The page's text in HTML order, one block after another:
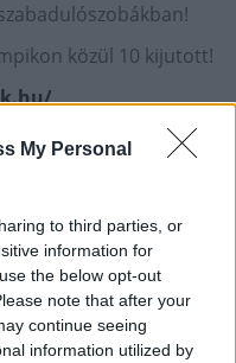
My Personal
to third parties, or
information for
the below opt-out
note that after your
continue seeing
information utilized by
közül 10 kijutott!